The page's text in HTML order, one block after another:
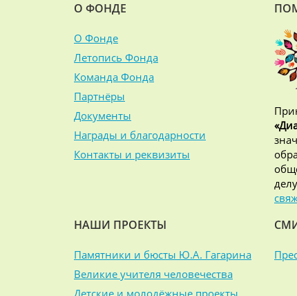
О ФОНДЕ
О Фонде
Летопись Фонда
Команда Фонда
Партнёры
Документы
Награды и благодарности
Контакты и реквизиты
НАШИ ПРОЕКТЫ
Памятники и бюсты Ю.А. Гагарина
Великие учителя человечества
Детские и молодёжные проекты